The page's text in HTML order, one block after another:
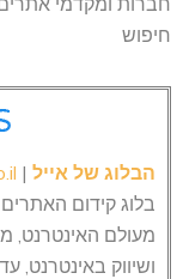
חיפוש
הבלוג של אייל |
בלוג קידום
מעולם האינטרנט,
ושיווק באינטרנט,